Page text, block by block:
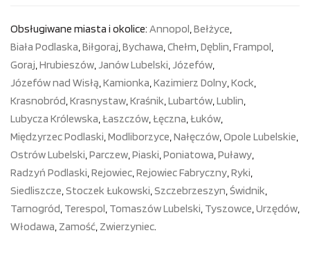
Obsługiwane miasta i okolice: Annopol,Bełżyce,
Biała Podlaska,Biłgoraj,Bychawa,Chełm,Dęblin,Frampol,
Goraj,Hrubieszów,Janów Lubelski,Józefów,
Józefów nad Wisłą,Kamionka,Kazimierz Dolny,Kock,
Krasnobród,Krasnystaw,Kraśnik,Lubartów,Lublin,
Lubycza Królewska,Łaszczów,Łęczna,Łuków,
Międzyrzec Podlaski,Modliborzyce,Nałęczów,Opole Lubelskie,
Ostrów Lubelski,Parczew,Piaski,Poniatowa,Puławy,
Radzyń Podlaski,Rejowiec,Rejowiec Fabryczny,Ryki,
Siedliszcze,Stoczek Łukowski,Szczebrzeszyn,Świdnik,
Tarnogród, Terespol, Tomaszów Lubelski, Tyszowce,Urzędów,
Włodawa, Zamość, Zwierzyniec.